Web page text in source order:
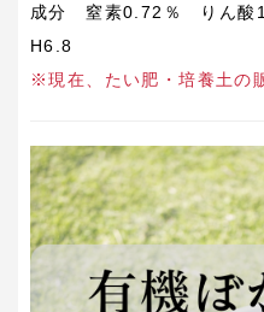
成分 窒素0.72％ りん
H6.8
※現在、たい肥・培養土の